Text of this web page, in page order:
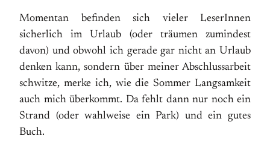
Momentan befinden sich vieler LeserInnen
sicherlich im Urlaub (oder träumen zumindest
davon) und obwohl ich gerade gar nicht an Urlaub
denken kann, sondern über meiner Abschlussarbeit
schwitze, merke ich, wie die Sommer Langsamkeit
auch mich überkommt. Da fehlt dann nur noch ein
Strand (oder wahlweise ein Park) und ein gutes
Buch.